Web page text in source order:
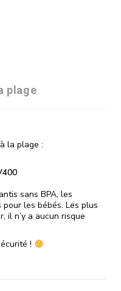
plage
la plage :
sans BPA, les
les bébés. Les plus
il n’y a aucun risque
!